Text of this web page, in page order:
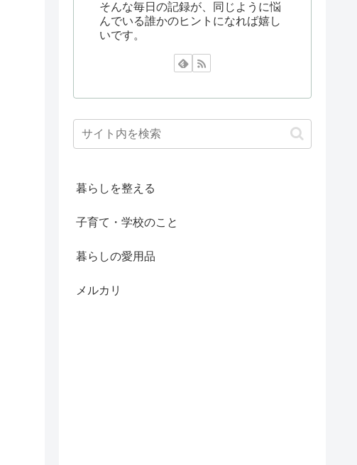
そんな毎日の記録が、同じように悩
んでいる誰かのヒントになれば嬉し
いです。
暮らしを整える
子育て・学校のこと
暮らしの愛用品
メルカリ